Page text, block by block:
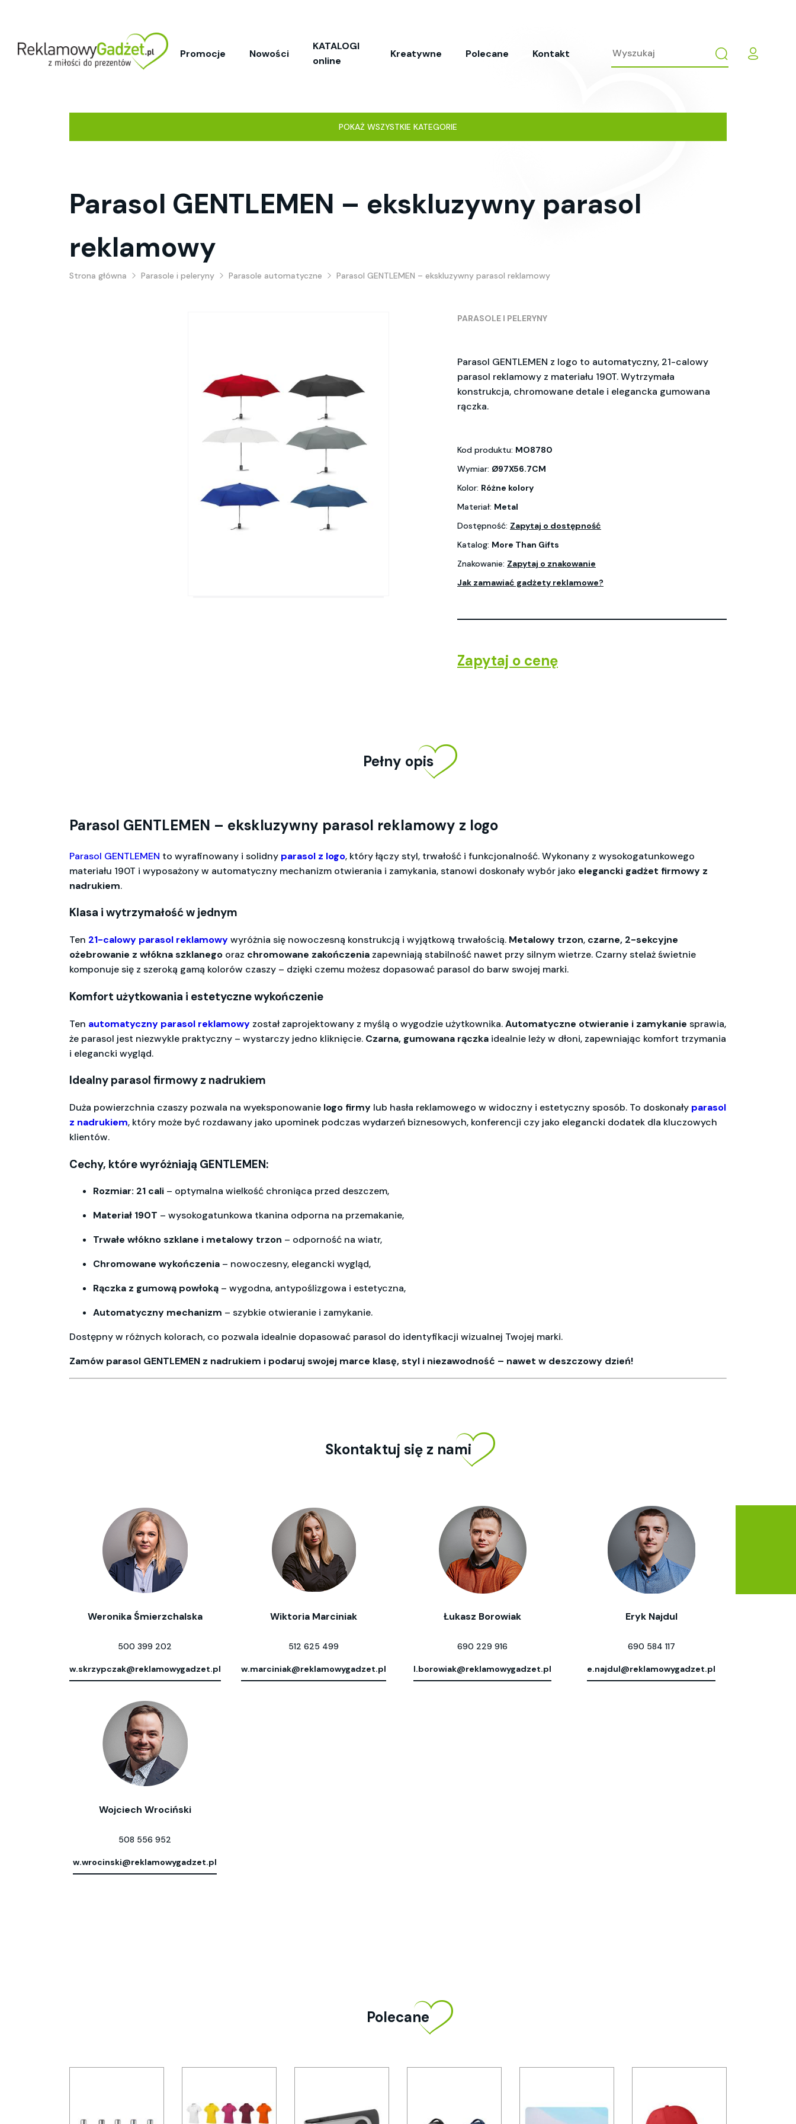
Promocje Nowości
KATALOGI
online
Kreatywne Polecane Kontakt
POKAŻ WSZYSTKIE KATEGORIE
Parasol GENTLEMEN – ekskluzywny parasol
reklamowy
Strona główna Parasole i peleryny Parasole automatyczne Parasol GENTLEMEN – ekskluzywny parasol reklamowy
PARASOLE I PELERYNY
Parasol GENTLEMEN z logo to automatyczny, 21-calowy
parasol reklamowy z materiału 190T. Wytrzymała
konstrukcja, chromowane detale i elegancka gumowana
rączka.
Kod produktu: MO8780
Wymiar: Ø97X56.7CM
Kolor: Różne kolory
Materiał: Metal
Dostępność: Zapytaj o dostępność
Katalog: More Than Gifts
Znakowanie: Zapytaj o znakowanie
Jak zamawiać gadżety reklamowe?
Zapytaj o cenę
Pełny opis
Parasol GENTLEMEN – ekskluzywny parasol reklamowy z logo
Parasol GENTLEMEN to wyrafinowany i solidny parasol z logo, który łączy styl, trwałość i funkcjonalność. Wykonany z wysokogatunkowego
materiału 190T i wyposażony w automatyczny mechanizm otwierania i zamykania, stanowi doskonały wybór jako elegancki gadżet firmowy z
nadrukiem.
Klasa i wytrzymałość w jednym
Ten 21-calowy parasol reklamowywyróżnia się nowoczesną konstrukcją i wyjątkową trwałością. Metalowy trzon, czarne, 2-sekcyjne
ożebrowanie z włókna szklanego oraz chromowane zakończenia zapewniają stabilność nawet przy silnym wietrze. Czarny stelaż świetnie
komponuje się z szeroką gamą kolorów czaszy – dzięki czemu możesz dopasować parasol do barw swojej marki.
Komfort użytkowania i estetyczne wykończenie
Ten automatyczny parasol reklamowy został zaprojektowany z myślą o wygodzie użytkownika.Automatyczne otwieranie i zamykanie sprawia,
że parasol jest niezwykle praktyczny – wystarczy jedno kliknięcie. Czarna, gumowana rączka idealnie leży w dłoni, zapewniając komfort trzymania
i elegancki wygląd.
Idealny parasol firmowy z nadrukiem
Duża powierzchnia czaszy pozwala na wyeksponowanie logo firmy lub hasła reklamowego w widoczny i estetyczny sposób. To doskonały parasol
z nadrukiem, który może być rozdawany jako upominek podczas wydarzeń biznesowych, konferencji czy jako elegancki dodatek dla kluczowych
klientów.
Cechy, które wyróżniają GENTLEMEN:
Rozmiar: 21 cali – optymalna wielkość chroniąca przed deszczem,
Materiał 190T – wysokogatunkowa tkanina odporna na przemakanie,
Trwałe włókno szklane i metalowy trzon – odporność na wiatr,
Chromowane wykończenia – nowoczesny, elegancki wygląd,
Rączka z gumową powłoką – wygodna, antypoślizgowa i estetyczna,
Automatyczny mechanizm – szybkie otwieranie i zamykanie.
Dostępny w różnych kolorach, co pozwala idealnie dopasować parasol do identyfikacji wizualnej Twojej marki.
Zamów parasol GENTLEMEN z nadrukiem i podaruj swojej marce klasę, styl i niezawodność – nawet w deszczowy dzień!
Skontaktuj się z nami
Weronika Śmierzchalska
500 399 202
w.skrzypczak@reklamowygadzet.pl
Wiktoria Marciniak
512 625 499
w.marciniak@reklamowygadzet.pl
Łukasz Borowiak
690 229 916
l.borowiak@reklamowygadzet.pl
Eryk Najdul
690 584 117
e.najdul@reklamowygadzet.pl
Wojciech Wrociński
508 556 952
w.wrocinski@reklamowygadzet.pl
Polecane